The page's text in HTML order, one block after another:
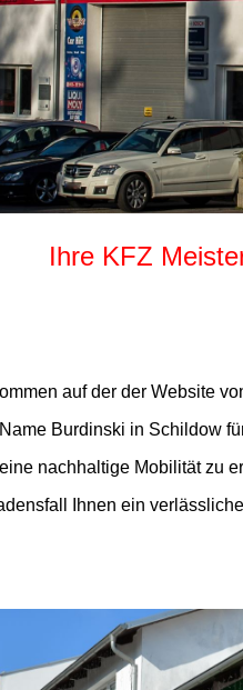
Ihre KFZ
auf der der Website
Burdinski in Schildow
nachhaltige Mobilität zu
Ihnen ein